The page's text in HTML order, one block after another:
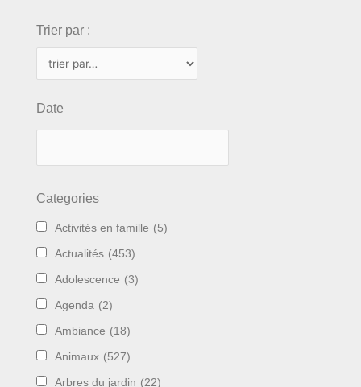
Trier par :
Date
Categories
Activités en famille (5)
Actualités (453)
Adolescence (3)
Agenda (2)
Ambiance (18)
Animaux (527)
Arbres du jardin (22)